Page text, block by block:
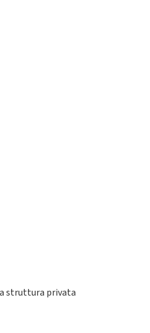
struttura privata